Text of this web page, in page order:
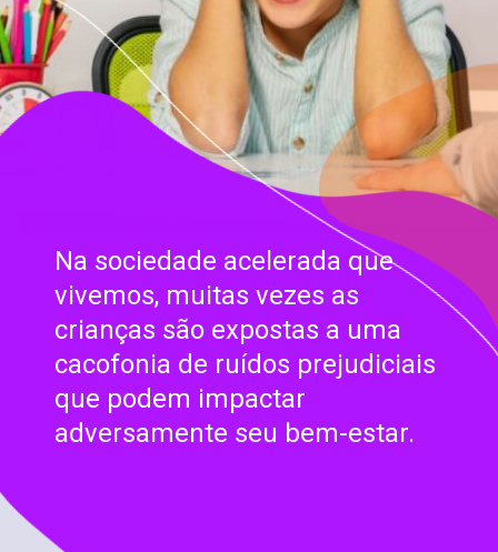
Na sociedade acelerada que
vivemos, muitas vezes as
crianças são expostas a uma
cacofonia de ruídos prejudiciais
que podem impactar
adversamente seu bem-estar.